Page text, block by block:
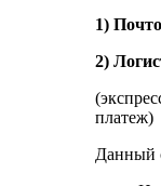
1)
2)
платеж)
Данный